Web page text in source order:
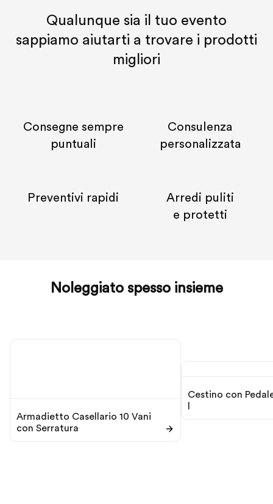
Qualunque sia il tuo evento
sappiamo aiutarti a trovare i prodotti
migliori
Consegne sempre
puntuali
Consulenza
personalizzata
Preventivi rapidi
Arredi puliti
e protetti
Noleggiato spesso insieme
Armadietto Casellario 10 Vani
con Serratura
Cestino con